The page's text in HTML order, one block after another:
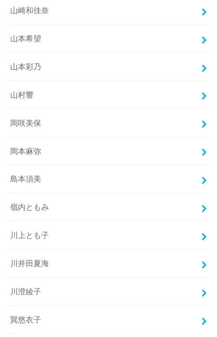
山崎和佳奈
山本希望
山本彩乃
山村響
岡咲美保
岡本麻弥
島本須美
嶺内ともみ
川上とも子
川井田夏海
川澄綾子
巽悠衣子